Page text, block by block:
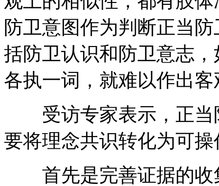
防卫意图作为判断正当
括防卫认识和防卫意志
各执一词，就难以作出
受访专家表示，正当
要将理念共识转化为可
首先是完善证据的收